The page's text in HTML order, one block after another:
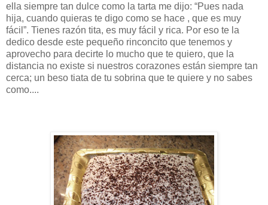
ella siempre tan dulce como la tarta me dijo: “Pues nada
hija, cuando quieras te digo como se hace , que es muy
fácil”. Tienes razón tita, es muy fácil y rica. Por eso te la
dedico desde este pequeño rinconcito que tenemos y
aprovecho para decirte lo mucho que te quiero, que la
distancia no existe si nuestros corazones están siempre tan
cerca; un beso tiata de tu sobrina que te quiere y no sabes
como....